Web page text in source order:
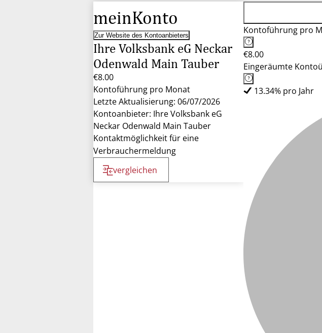
meinKonto
Zur Website des Kontoanbieters
Ihre Volksbank eG Neckar
Odenwald Main Tauber
€8.00
Kontoführung pro Monat
Letzte Aktualisierung: 06/07/2026
Kontoanbieter: Ihre Volksbank eG
Neckar Odenwald Main Tauber
Kontaktmöglichkeit für eine
Verbrauchermeldung
vergleichen
Kontoführung pro
€8.00
Eingeräumte
13.34% pro Jahr